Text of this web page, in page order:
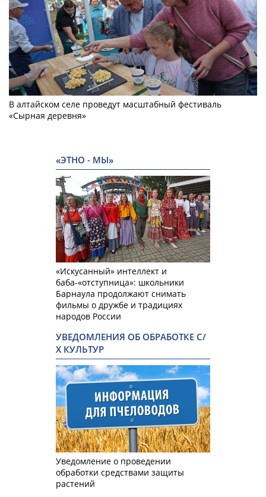
В алтайском селе проведут масштабный фестиваль
«Сырная деревня»
«ЭТНО - МЫ»
«Искусанный» интеллект и
баба-«отступница»: школьники
Барнаула продолжают снимать
фильмы о дружбе и традициях
народов России
УВЕДОМЛЕНИЯ ОБ ОБРАБОТКЕ С/
Х КУЛЬТУР
Уведомление о проведении
обработки средствами защиты
растений